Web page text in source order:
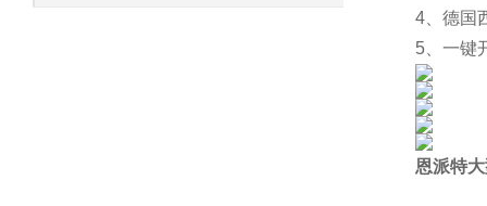
4、德国
5、一键
恩派特